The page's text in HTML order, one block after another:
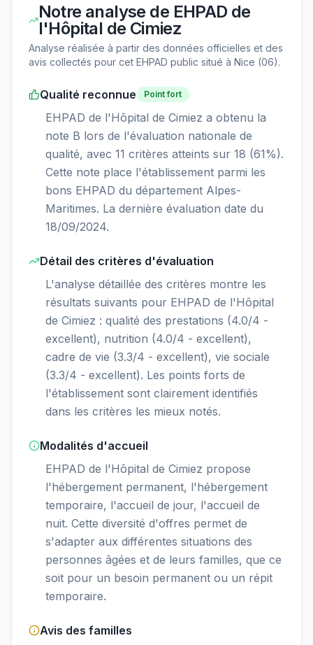
Notre analyse de EHPAD de
l'Hôpital de Cimiez
Analyse réalisée à partir des données officielles et des
avis collectés pour cet EHPAD public situé à Nice (06).
Qualité reconnue Point fort
EHPAD de l'Hôpital de Cimiez a obtenu la
note B lors de l'évaluation nationale de
qualité, avec 11 critères atteints sur 18 (61%).
Cette note place l'établissement parmi les
bons EHPAD du département Alpes-
Maritimes. La dernière évaluation date du
18/09/2024.
Détail des critères d'évaluation
L'analyse détaillée des critères montre les
résultats suivants pour EHPAD de l'Hôpital
de Cimiez : qualité des prestations (4.0/4 -
excellent), nutrition (4.0/4 - excellent),
cadre de vie (3.3/4 - excellent), vie sociale
(3.3/4 - excellent). Les points forts de
l'établissement sont clairement identifiés
dans les critères les mieux notés.
Modalités d'accueil
EHPAD de l'Hôpital de Cimiez propose
l'hébergement permanent, l'hébergement
temporaire, l'accueil de jour, l'accueil de
nuit. Cette diversité d'offres permet de
s'adapter aux différentes situations des
personnes âgées et de leurs familles, que ce
soit pour un besoin permanent ou un répit
temporaire.
Avis des familles